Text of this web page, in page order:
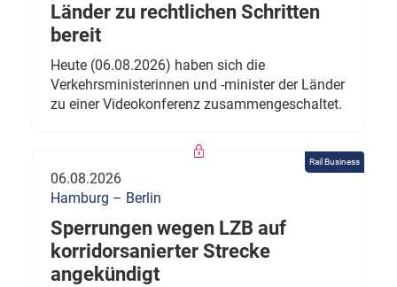
Länder zu rechtlichen Schritten
bereit
Heute (06.08.2026) haben sich die
Verkehrsministerinnen und -minister der Länder
zu einer Videokonferenz zusammengeschaltet.
Rail Business
06.08.2026
Hamburg – Berlin
Sperrungen wegen LZB auf
korridorsanierter Strecke
angekündigt